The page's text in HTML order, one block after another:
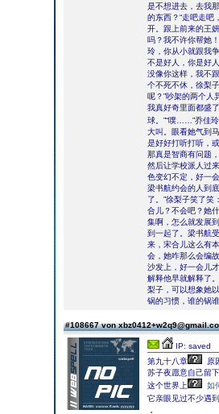
是不想进去，去我
的东西？“走吧走吧
开。跟上前来的王
吗？我不许你帮她
玲，你从小就跟我
不是好人，你是好
没像你这样，我不
个不死不休，徐梨
呢？”吵架的两个人
我真好奇里面都盛
球。”“噗……”乔佳
大叫。眼看她气到
是好好打听打听，
那真是智商有问题
然后让学校派人过
色变幻不定，好一
梁书航约会的人到
了。”徐梨子笑了笑
合儿？不会吧？她
集啊，怎么就发展
到一起了。梁书航
来，宋合儿这么有
会，她咋那么会编
沙发上，好一会儿
解释他早就解释了
梨子，可以想象她
锅的习惯，谁的锅
#108667 von
IP: saved
第九十八章
原
苏子夜愿意自己留
这个世界上
如
它亲眼见过不少遇